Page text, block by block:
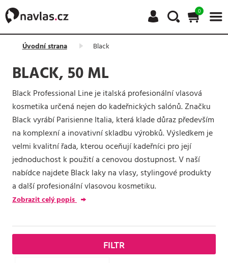
0
Úvodní strana Black
BLACK, 50 ML
Black Professional Line je italská profesionální vlasová
kosmetika určená nejen do kadeřnických salónů. Značku
Black vyrábí Parisienne Italia, která klade důraz především
na komplexní a inovativní skladbu výrobků. Výsledkem je
velmi kvalitní řada, kterou oceňují kadeřníci pro její
jednoduchost k použití a cenovou dostupnost. V naší
nabídce najdete Black laky na vlasy, stylingové produkty
a další profesionální vlasovou kosmetiku.
Zobrazit celý popis
FILTR